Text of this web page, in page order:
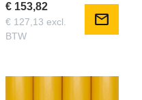
€ 153,82
€ 127,13 excl.
BTW
mail